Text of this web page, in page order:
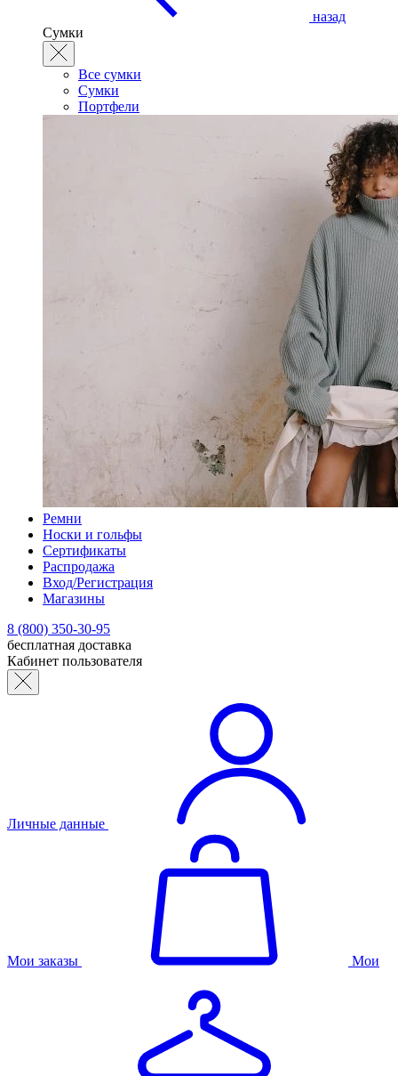
назад
Сумки
Все сумки
Сумки
Портфели
Ремни
Носки и гольфы
Сертификаты
Распродажа
Вход/Регистрация
Магазины
8 (800) 350-30-95
бесплатная доставка
Кабинет пользователя
Личные данные
Мои заказы Мои